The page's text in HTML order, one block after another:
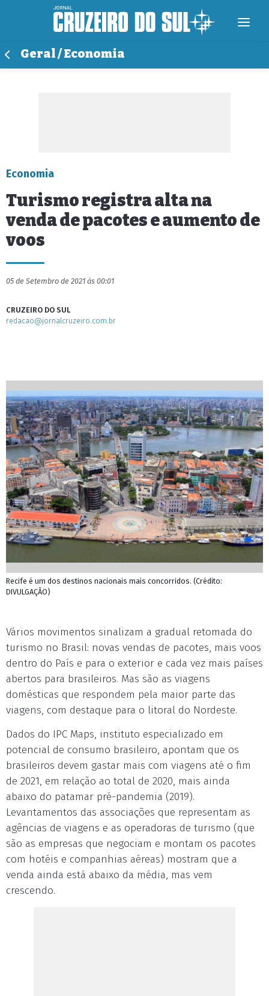
Geral / Economia
Economia
Turismo registra alta na
venda de pacotes e aumento de
voos
05 de Setembro de 2021 às 00:01
CRUZEIRO DO SUL
redacao@jornalcruzeiro.com.br
Recife é um dos destinos nacionais mais concorridos. (Crédito:
DIVULGAÇÃO)
Vários movimentos sinalizam a gradual retomada do
turismo no Brasil: novas vendas de pacotes, mais voos
dentro do País e para o exterior e cada vez mais países
abertos para brasileiros. Mas são as viagens
domésticas que respondem pela maior parte das
viagens, com destaque para o litoral do Nordeste.
Dados do IPC Maps, instituto especializado em
potencial de consumo brasileiro, apontam que os
brasileiros devem gastar mais com viagens até o fim
de 2021, em relação ao total de 2020, mais ainda
abaixo do patamar pré-pandemia (2019).
Levantamentos das associações que representam as
agências de viagens e as operadoras de turismo (que
são as empresas que negociam e montam os pacotes
com hotéis e companhias aéreas) mostram que a
venda ainda está abaixo da média, mas vem
crescendo.